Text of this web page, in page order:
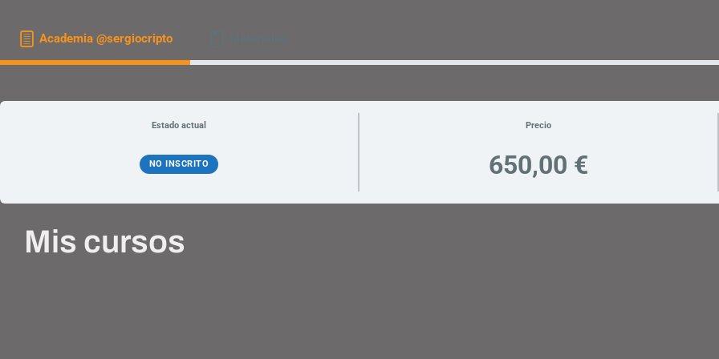
Academia @sergiocripto
Estado actual
NO INSCRITO
Precio
650,00 €
Mis cursos